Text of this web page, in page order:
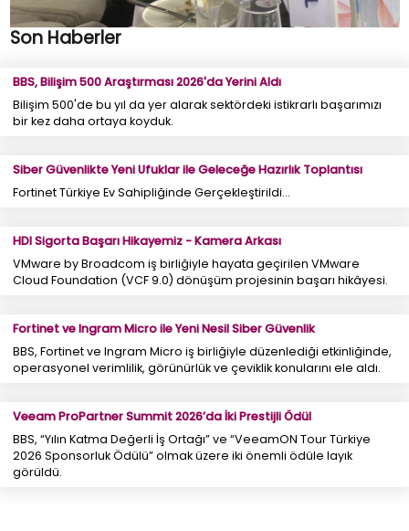
Son Haberler
BBS, Bilişim 500 Araştırması 2026'da Yerini Aldı
Bilişim 500'de bu yıl da yer alarak sektördeki istikrarlı başarımızı
bir kez daha ortaya koyduk.
Siber Güvenlikte Yeni Ufuklar ile Geleceğe Hazırlık Toplantısı
Fortinet Türkiye Ev Sahipliğinde Gerçekleştirildi...
HDI Sigorta Başarı Hikayemiz - Kamera Arkası
VMware by Broadcom iş birliğiyle hayata geçirilen VMware
Cloud Foundation (VCF 9.0) dönüşüm projesinin başarı hikâyesi.
Fortinet ve Ingram Micro ile Yeni Nesil Siber Güvenlik
BBS, Fortinet ve Ingram Micro iş birliğiyle düzenlediği etkinliğinde,
operasyonel verimlilik, görünürlük ve çeviklik konularını ele aldı.
Veeam ProPartner Summit 2026’da İki Prestijli Ödül
BBS, “Yılın Katma Değerli İş Ortağı” ve “VeeamON Tour Türkiye
2026 Sponsorluk Ödülü” olmak üzere iki önemli ödüle layık
görüldü.